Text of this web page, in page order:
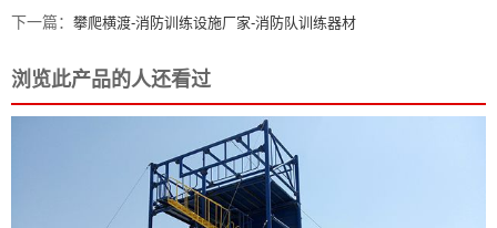
下一篇： 攀爬横渡-消防训练设施厂家-消防队训练器材
浏览此产品的人还看过